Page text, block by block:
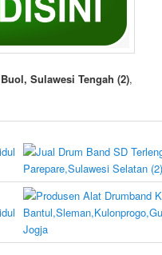
Sulawesi Tengah (2),